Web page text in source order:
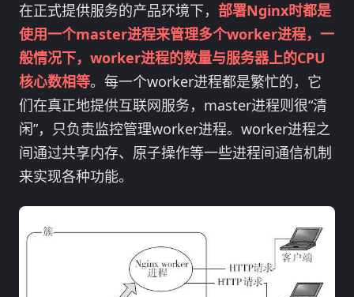
在正式提供服务的产品环境下， 部署Nginx时都是
使用一个master进程来管理多个worker进程，一
般情况下，worker进程的数量与服务器上的CPU
核心数相等。每一个worker进程都是繁忙的，它
们在真正地提供互联网服务，master进程则很“清
闲”，只负责监控管理worker进程。worker进程之
间通过共享内存、原子操作等一些进程间通信机制
来实现各种功能。